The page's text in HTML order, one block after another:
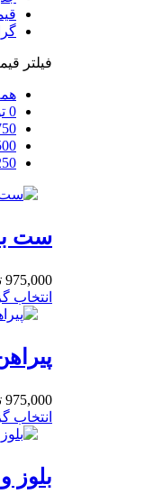
فیلتر
0
ست
975,000
انتخاب
975,000
انتخاب
بلوز